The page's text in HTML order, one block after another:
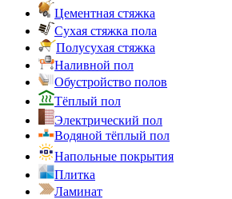
Цементная стяжка
Сухая стяжка пола
Полусухая стяжка
Наливной пол
Обустройство полов
Тёплый пол
Электрический пол
Водяной тёплый пол
Напольные покрытия
Плитка
Ламинат